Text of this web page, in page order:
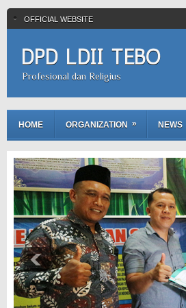
OFFICIAL WEBSITE
DPD LDII TEBO
Profesional dan Religius
HOME ORGANIZATION » NEWS